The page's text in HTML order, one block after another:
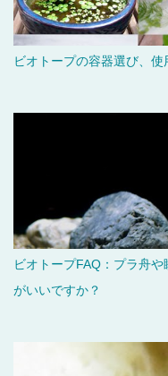
ビオトープの容器選び、
ビオトープFAQ：プラ舟
がいいですか？